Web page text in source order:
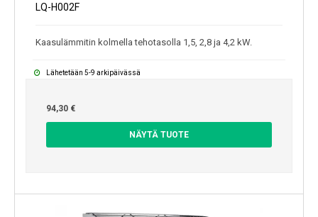
LQ-H002F
Kaasulämmitin kolmella tehotasolla 1,5, 2,8 ja 4,2 kW.
Lähetetään 5-9 arkipäivässä
94,30 €
NÄYTÄ TUOTE